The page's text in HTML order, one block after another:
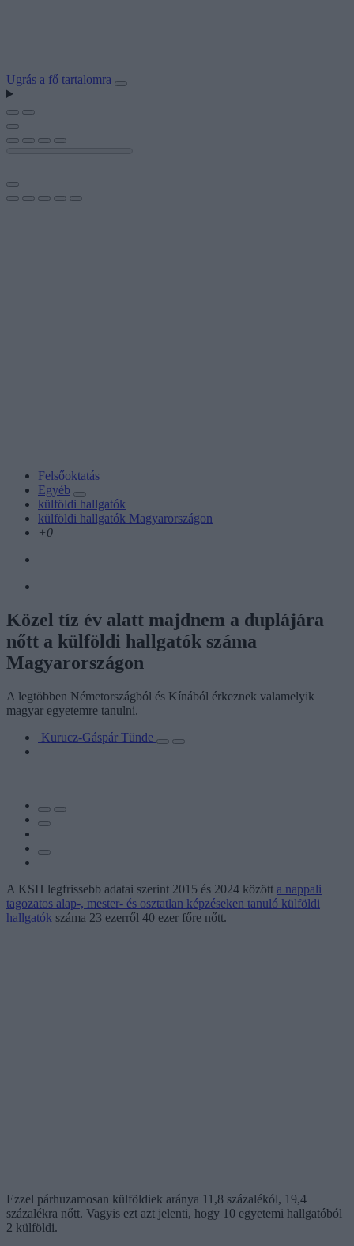
Ugrás a fő tartalomra
Felsőoktatás
Egyéb
külföldi hallgatók
külföldi hallgatók Magyarországon
+0
Közel tíz év alatt majdnem a duplájára
nőtt a külföldi hallgatók száma
Magyarországon
A legtöbben Németországból és Kínából érkeznek valamelyik
magyar egyetemre tanulni.
Kurucz-Gáspár Tünde
A KSH legfrissebb adatai szerint 2015 és 2024 között a nappali
tagozatos alap-, mester- és osztatlan képzéseken tanuló külföldi
hallgatók száma 23 ezerről 40 ezer főre nőtt.
Ezzel párhuzamosan külföldiek aránya 11,8 százalékól, 19,4
százalékra nőtt. Vagyis ezt azt jelenti, hogy 10 egyetemi hallgatóból
2 külföldi.